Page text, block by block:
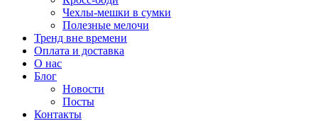
Чехлы-мешки в сумки
Полезные мелочи
Тренд вне времени
Оплата и доставка
О нас
Блог
Новости
Посты
Контакты